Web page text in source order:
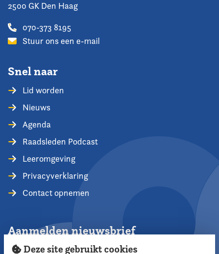
2500 GK Den Haag
070-373 8195
Stuur ons een e-mail
Snel naar
Lid worden
Nieuws
Agenda
Raadsleden Podcast
Leeromgeving
Privacyverklaring
Contact opnemen
Aanmelden nieuwsbrief
Deze site gebruikt cookies